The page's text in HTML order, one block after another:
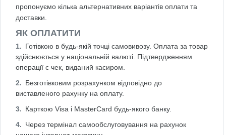
пропонуємо кілька альтернативних варіантів оплати та
доставки.
ЯК ОПЛАТИТИ
Готівкою в будь-якій точці самовивозу. Оплата за товар
здійснюється у національній валюті. Підтвердженням
операції є чек, виданий касиром.
Безготівковим розрахунком відповідно до
виставленого рахунку на оплату.
Карткою Visa і MasterCard будь-якого банку.
Через термінал самообслуговування на рахунок